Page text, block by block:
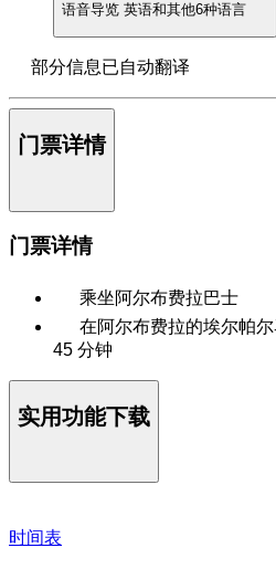
语音导览 英语和其他6种语言
部分信息已自动翻译
门票详情
门票详情
乘坐阿尔布费拉巴士
在阿尔布费拉的埃尔帕
45 分钟
实用功能下载
时间表